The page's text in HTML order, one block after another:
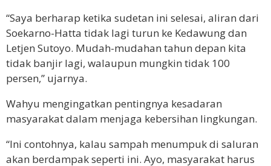
“Saya berharap ketika sudetan ini selesai, aliran dari
Soekarno-Hatta tidak lagi turun ke Kedawung dan
Letjen Sutoyo. Mudah-mudahan tahun depan kita
tidak banjir lagi, walaupun mungkin tidak 100
persen,” ujarnya.
Wahyu mengingatkan pentingnya kesadaran
masyarakat dalam menjaga kebersihan lingkungan.
“Ini contohnya, kalau sampah menumpuk di saluran
akan berdampak seperti ini. Ayo, masyarakat harus